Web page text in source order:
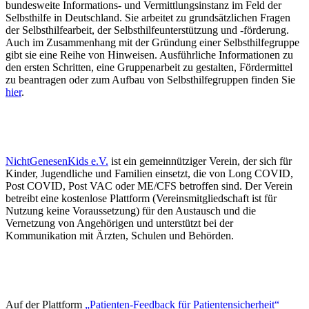
bundesweite Informations- und Vermittlungsinstanz im Feld der
Selbsthilfe in Deutschland. Sie arbeitet zu grundsätzlichen Fragen
der Selbsthilfearbeit, der Selbsthilfeunterstützung und -förderung.
Auch im Zusammenhang mit der Gründung einer Selbsthilfegruppe
gibt sie eine Reihe von Hinweisen. Ausführliche Informationen zu
den ersten Schritten, eine Gruppenarbeit zu gestalten, Fördermittel
zu beantragen oder zum Aufbau von Selbsthilfegruppen finden Sie
hier.
NichtGenesenKids e.V. ist ein gemeinnütziger Verein, der sich für
Kinder, Jugendliche und Familien einsetzt, die von Long COVID,
Post COVID, Post VAC oder ME/CFS betroffen sind. Der Verein
betreibt eine kostenlose Plattform (Vereinsmitgliedschaft ist für
Nutzung keine Voraussetzung) für den Austausch und die
Vernetzung von Angehörigen und unterstützt bei der
Kommunikation mit Ärzten, Schulen und Behörden.
Auf der Plattform „Patienten-Feedback für Patientensicherheit“